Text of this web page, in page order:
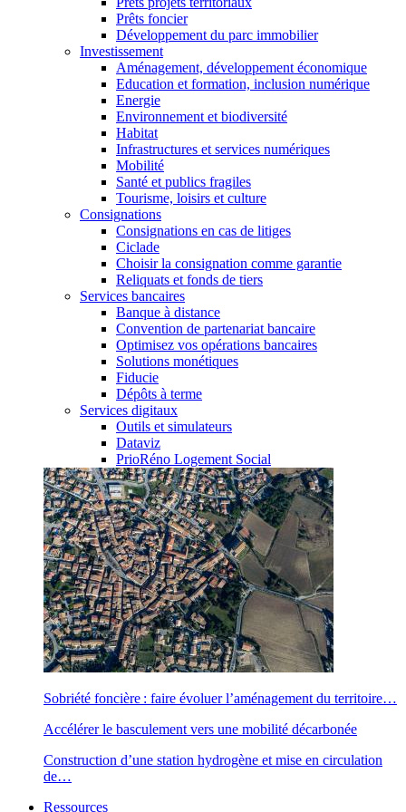
Prêts foncier
Développement du parc immobilier
Investissement
Aménagement, développement économique
Education et formation, inclusion numérique
Energie
Environnement et biodiversité
Habitat
Infrastructures et services numériques
Mobilité
Santé et publics fragiles
Tourisme, loisirs et culture
Consignations
Consignations en cas de litiges
Ciclade
Choisir la consignation comme garantie
Reliquats et fonds de tiers
Services bancaires
Banque à distance
Convention de partenariat bancaire
Optimisez vos opérations bancaires
Solutions monétiques
Fiducie
Dépôts à terme
Services digitaux
Outils et simulateurs
Dataviz
PrioRéno Logement Social
Sobriété foncière : faire évoluer l’aménagement du territoire…
Accélérer le basculement vers une mobilité décarbonée
Construction d’une station hydrogène et mise en circulation
de…
Ressources